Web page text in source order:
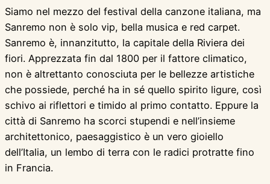
Siamo nel mezzo del festival della canzone italiana, ma
Sanremo non è solo vip, bella musica e red carpet.
Sanremo è, innanzitutto, la capitale della Riviera dei
fiori. Apprezzata fin dal 1800 per il fattore climatico,
non è altrettanto conosciuta per le bellezze artistiche
che possiede, perché ha in sé quello spirito ligure, così
schivo ai riflettori e timido al primo contatto. Eppure la
città di Sanremo ha scorci stupendi e nell’insieme
architettonico, paesaggistico è un vero gioiello
dell’Italia, un lembo di terra con le radici protratte fino
in Francia.